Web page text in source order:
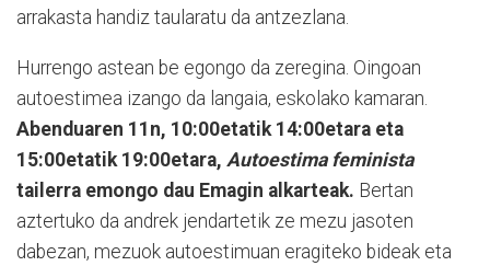
arrakasta handiz taularatu da antzezlana.
Hurrengo astean be egongo da zeregina. Oingoan
autoestimea izango da langaia, eskolako kamaran.
Abenduaren 11n, 10:00etatik 14:00etara eta
15:00etatik 19:00etara, Autoestima feminista
tailerra emongo dau Emagin alkarteak. Bertan
aztertuko da andrek jendartetik ze mezu jasoten
dabezan, mezuok autoestimuan eragiteko bideak eta